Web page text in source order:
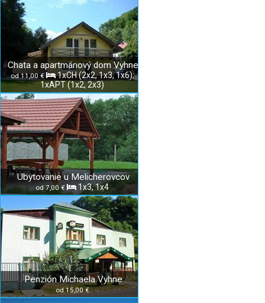
Chata a apartmánový dom Vyhne
od 11,00 €
1xCH (2x2, 1x3, 1x6);
1xAPT (1x2, 2x3)
Ubytovanie u Melicherovcov
od 7,00 € 1x3, 1x4
Penzión Michaela Vyhne
od 15,00 €